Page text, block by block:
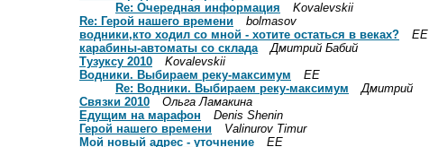
Re: Очередная информация
Kovalevskii
Re: Герой нашего времени
bolmasov
водники,кто ходил со мной - хотите остаться в веках?
ЕE
карабины-автоматы со склада
Дмитрий Бабий
Тузуксу 2010
Kovalevskii
Водники. Выбираем реку-максимум
ЕЕ
Re: Водники. Выбираем реку-максимум
Дмитрий
Связки 2010
Ольга Ламакина
Едущим на марафон
Denis Shenin
Герой нашего времени
Valinurov Timur
Мой новый адрес - уточнение
ЕE